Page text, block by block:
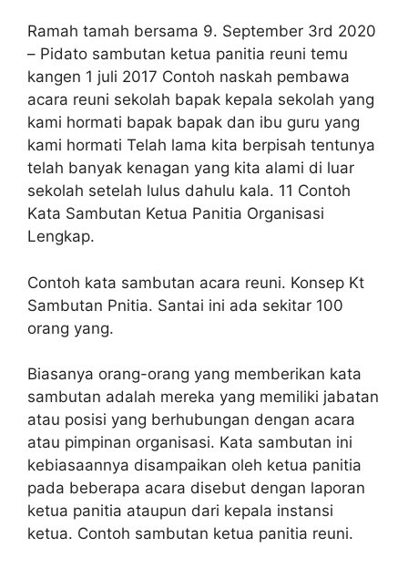
Ramah tamah bersama 9. September 3rd 2020
– Pidato sambutan ketua panitia reuni temu
kangen 1 juli 2017 Contoh naskah pembawa
acara reuni sekolah bapak kepala sekolah yang
kami hormati bapak bapak dan ibu guru yang
kami hormati Telah lama kita berpisah tentunya
telah banyak kenagan yang kita alami di luar
sekolah setelah lulus dahulu kala. 11 Contoh
Kata Sambutan Ketua Panitia Organisasi
Lengkap.
Contoh kata sambutan acara reuni. Konsep Kt
Sambutan Pnitia. Santai ini ada sekitar 100
orang yang.
Biasanya orang-orang yang memberikan kata
sambutan adalah mereka yang memiliki jabatan
atau posisi yang berhubungan dengan acara
atau pimpinan organisasi. Kata sambutan ini
kebiasaannya disampaikan oleh ketua panitia
pada beberapa acara disebut dengan laporan
ketua panitia ataupun dari kepala instansi
ketua. Contoh sambutan ketua panitia reuni.